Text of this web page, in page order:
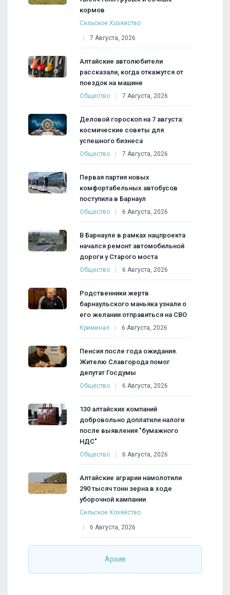
кормов
Сельское Хозяйство
7 Августа, 2026
Алтайские автолюбители
рассказали, когда откажутся от
поездок на машине
Общество 7 Августа, 2026
Деловой гороскоп на 7 августа:
космические советы для
успешного бизнеса
Общество 7 Августа, 2026
Первая партия новых
комфортабельных автобусов
поступила в Барнаул
Общество 6 Августа, 2026
В Барнауле в рамках нацпроекта
начался ремонт автомобильной
дороги у Старого моста
Общество 6 Августа, 2026
Родственники жертв
барнаульского маньяка узнали о
его желании отправиться на СВО
Криминал 6 Августа, 2026
Пенсия после года ожидания.
Жителю Славгорода помог
депутат Госдумы
Общество 6 Августа, 2026
130 алтайских компаний
добровольно доплатили налоги
после выявления "бумажного
НДС"
Общество 6 Августа, 2026
Алтайские аграрии намолотили
290 тысяч тонн зерна в ходе
уборочной кампании
Сельское Хозяйство
6 Августа, 2026
Архив